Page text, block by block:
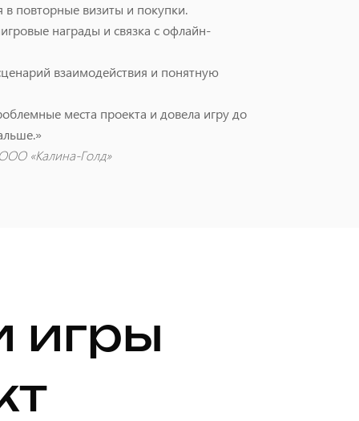
в повторные визиты и покупки.
награды и связка с офлайн-
взаимодействия и понятную
места проекта и довела игру до
«Калина-Голд»
игры